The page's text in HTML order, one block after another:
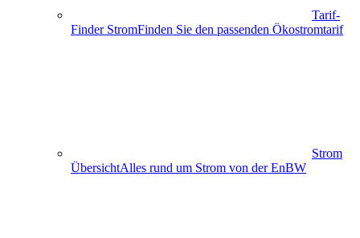
Tarif-
Finder StromFinden Sie den passenden Ökostromtarif
Strom
ÜbersichtAlles rund um Strom von der EnBW